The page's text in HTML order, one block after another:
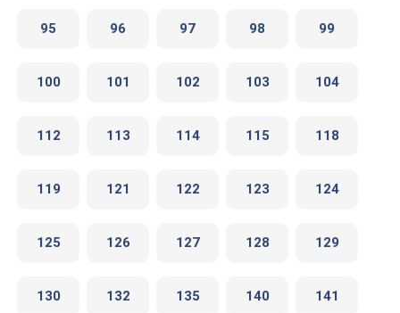
95 96 97 98 99
100 101 102 103 104
112 113 114 115 118
119 121 122 123 124
125 126 127 128 129
130 132 135 140 141